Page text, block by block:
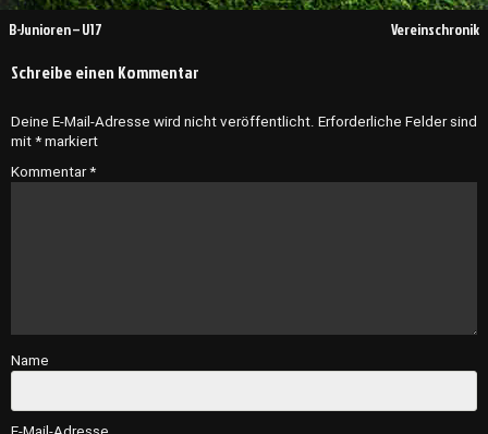
Beitragsnavigation
B-Junioren – U17 Vereinschronik
Schreibe einen Kommentar
Deine E-Mail-Adresse wird nicht veröffentlicht. Erforderliche Felder sind
mit * markiert
Kommentar*
Name